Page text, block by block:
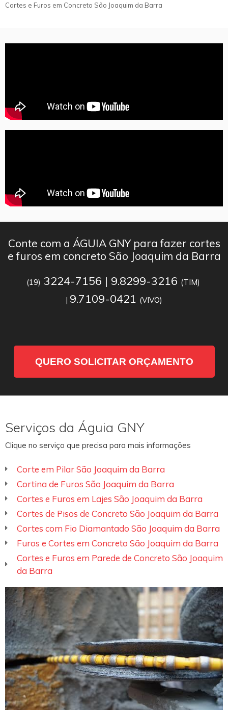
Cortes e Furos em Concreto São Joaquim da Barra
Conte com a ÁGUIA GNY para fazer cortes
e furos em concreto São Joaquim da Barra
(19) 3224-7156 | 9.8299-3216 (TIM)
| 9.7109-0421 (VIVO)
QUERO SOLICITAR ORÇAMENTO
Serviços da Águia GNY
Clique no serviço que precisa para mais informações
Corte em Pilar São Joaquim da Barra
Cortina de Furos São Joaquim da Barra
Cortes e Furos em Lajes São Joaquim da Barra
Cortes de Pisos de Concreto São Joaquim da Barra
Cortes com Fio Diamantado São Joaquim da Barra
Furos e Cortes em Concreto São Joaquim da Barra
Cortes e Furos em Parede de Concreto São Joaquim
da Barra